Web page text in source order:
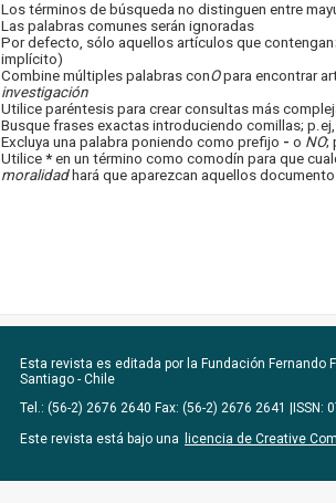
Los términos de búsqueda no distinguen entre
Las palabras comunes serán ignoradas
Por defecto, sólo aquellos artículos que contengan
implícito)
Combine múltiples palabras conOpara encontrar
investigación
Utilice paréntesis para crear consultas más
Busque frases exactas introduciendo comillas;
Excluya una palabra poniendo como prefijo - o NO;
Utilice *en un término como comodín para que
moralidadhará que aparezcan aquellos
Esta revista es editada por la Fundación Fernando
Santiago - Chile
Tel.: (56-2) 2676 2640 Fax: (56-2) 2676 2641 |ISSN:
Este revista está bajo una
licencia de Creative